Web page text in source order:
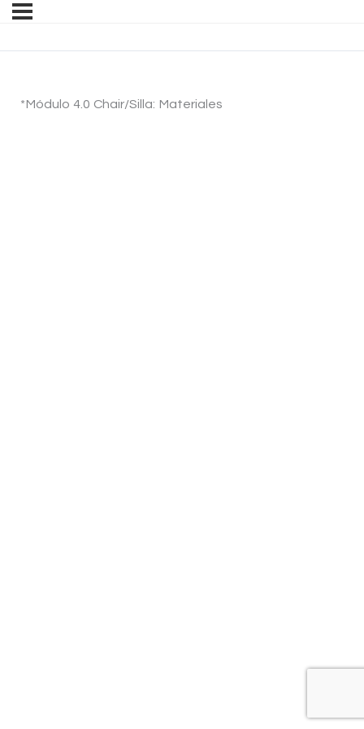
*Módulo 4.0 Chair/Silla: Materiales